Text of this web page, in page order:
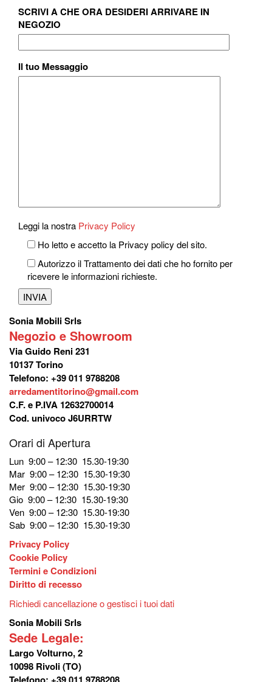
SCRIVI A CHE ORA DESIDERI ARRIVARE IN
NEGOZIO
Il tuo Messaggio
Leggi la nostra Privacy Policy
Ho letto e accetto la Privacy policy del sito.
Autorizzo il Trattamento dei dati che ho fornito per
ricevere le informazioni richieste.
Sonia Mobili Srls
Negozio e Showroom
Via Guido Reni 231
10137 Torino
Telefono: +39 011 9788208
arredamentitorino@gmail.com
C.F. e P.IVA 12632700014
Cod. univoco J6URRTW
Orari di Apertura
Lun 9:00 – 12:30 15.30-19:30
Mar 9:00 – 12:30 15.30-19:30
Mer 9:00 – 12:30 15.30-19:30
Gio 9:00 – 12:30 15.30-19:30
Ven 9:00 – 12:30 15.30-19:30
Sab 9:00 – 12:30 15.30-19:30
Privacy Policy
Cookie Policy
Termini e Condizioni
Diritto di recesso
Richiedi cancellazione o gestisci i tuoi dati
Sonia Mobili Srls
Sede Legale:
Largo Volturno, 2
10098 Rivoli (TO)
Telefono: +39 011 9788208